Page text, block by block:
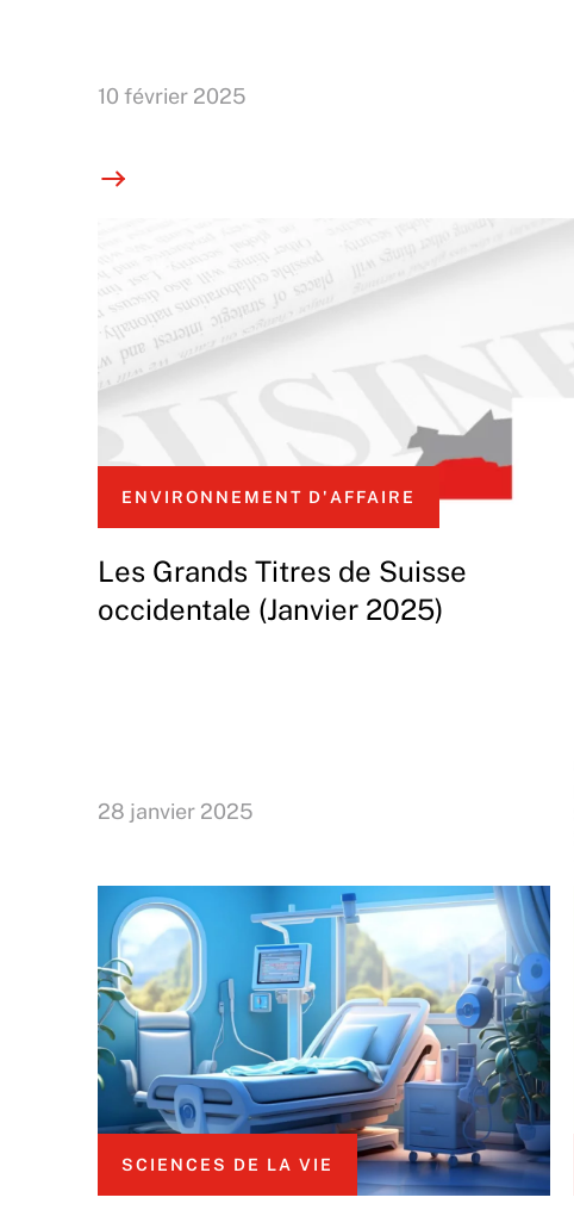
10 février 2025
ENVIRONNEMENT D'AFFAIRE
Les Grands Titres de Suisse
occidentale (Janvier 2025)
28 janvier 2025
SCIENCES DE LA VIE